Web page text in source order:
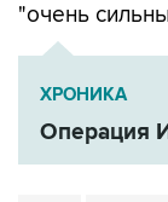
ХРОНИКА
Операция
Иран